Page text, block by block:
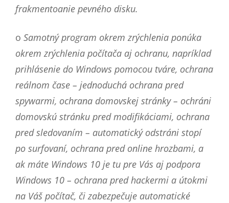
frakmentoanie pevného disku.
o Samotný program okrem zrýchlenia ponúka
okrem zrýchlenia počítača aj ochranu, napríklad
prihlásenie do Windows pomocou tváre, ochrana
reálnom čase – jednoduchá ochrana pred
spywarmi, ochrana domovskej stránky – ochráni
domovskú stránku pred modifikáciami, ochrana
pred sledovaním – automatický odstráni stopí
po surfovaní, ochrana pred online hrozbami, a
ak máte Windows 10 je tu pre Vás aj podpora
Windows 10 – ochrana pred hackermi a útokmi
na Váš počítač, či zabezpečuje automatické